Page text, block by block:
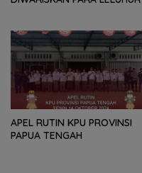
APEL RUTIN KPU PROVINSI
PAPUA TENGAH